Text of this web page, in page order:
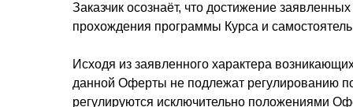
Заказчик осознаёт, что достижение
прохождения программы Курса и
Исходя из заявленного характера
данной Оферты не подлежат регулированию
регулируются исключительно положениями